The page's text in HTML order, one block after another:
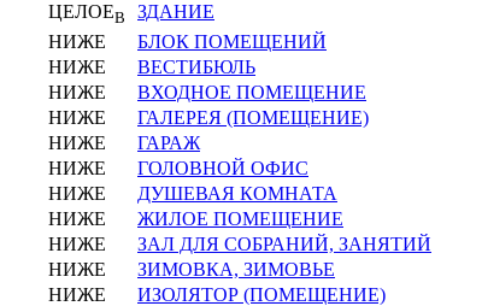
ЦЕЛОЕВ
ЗДАНИЕ
НИЖЕ
БЛОК ПОМЕЩЕНИЙ
НИЖЕ
ВЕСТИБЮЛЬ
НИЖЕ
ВХОДНОЕ ПОМЕЩЕНИЕ
НИЖЕ
ГАЛЕРЕЯ (ПОМЕЩЕНИЕ)
НИЖЕ
ГАРАЖ
НИЖЕ
ГОЛОВНОЙ ОФИС
НИЖЕ
ДУШЕВАЯ КОМНАТА
НИЖЕ
ЖИЛОЕ ПОМЕЩЕНИЕ
НИЖЕ
ЗАЛ ДЛЯ СОБРАНИЙ, ЗАНЯТИЙ
НИЖЕ
ЗИМОВКА, ЗИМОВЬЕ
НИЖЕ
ИЗОЛЯТОР (ПОМЕЩЕНИЕ)